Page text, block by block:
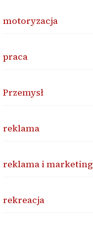
motoryzacja
praca
Przemysł
reklama
reklama i marketing
rekreacja